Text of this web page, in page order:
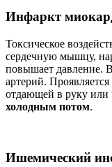
Инфаркт
Токсическое
сердечную мышцу,
повышает давление.
артерий. Проявляется
отдающей в руку или
холодным потом.
Ишемический